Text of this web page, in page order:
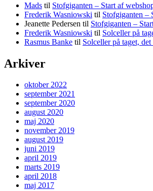
Mads til Stofgiganten – Start af
Frederik Wasniowski til Stofgiganten –
Jeanette Pedersen til Stofgiganten –
Frederik Wasniowski til Solceller på
Rasmus Banke til Solceller på taget, det
Arkiver
oktober 2022
september 2021
september 2020
august 2020
maj 2020
november 2019
august 2019
juni 2019
april 2019
marts 2019
april 2018
maj 2017